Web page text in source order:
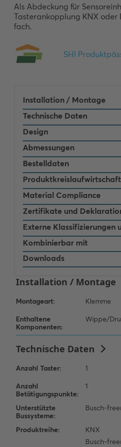
Als Abdeckung für
Tasterankopplung KNX oder
fach.
Installation / Montage
Technische Daten
Design
Abmessungen
Bestelldaten
Produktkreislaufwirtschaft
Material Compliance
Zertifikate und
Externe Klassifizierungen
Kombinierbar mit
Downloads